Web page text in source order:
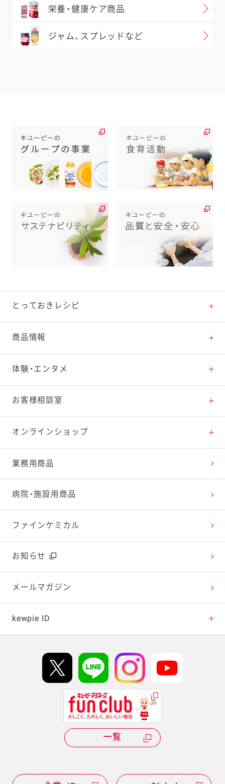
栄養・健康ケア商品
ジャム、スプレッドなど
とっておきレシピ
とっておきレシピトップ
素材の知識
料理の基本
特集レシピ
レシピランキング
レシピ動画
今日のレシピギャラリー
商品情報
商品情報トップ
新商品・リニューアル品一覧
販売終了商品一覧
体験・エンタメ
体験・エンタメトップ
マヨテラス（見学施設）
オープンキッチン（工場見学）
深谷テラス ヤサイな仲間たちファーム
おたのしみコンテンツ
広告ギャラリー
テレビ・ラジオ
キャンペーン・イベント
お客様相談室
お客様相談室トップ
よくお寄せいただくご質問
お客様の声を活かしました
オンラインショップ
Qummy
キユーピーウエルネス
業務用商品
病院・施設用商品
ファインケミカル
お知らせ
メールマガジン
kewpie ID
Hi! kewpieについて
Qummyについて
一覧